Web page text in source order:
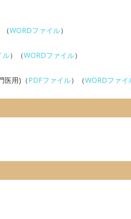
（WORDファイル）
ル）（WORDファイル）
医用)（PDFファイル）（WORDファイ